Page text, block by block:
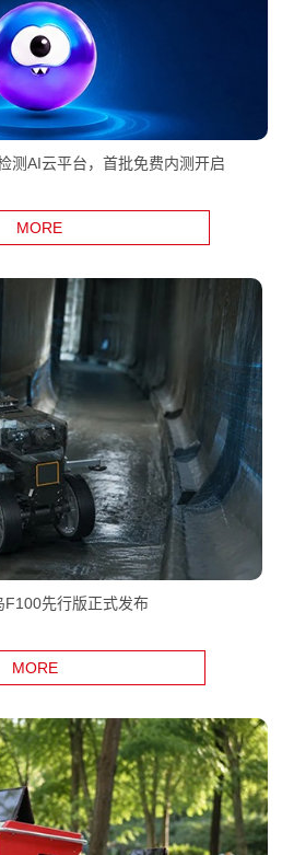
测AI云平台，首批免费内测开启
MORE
F100先行版正式发布
MORE